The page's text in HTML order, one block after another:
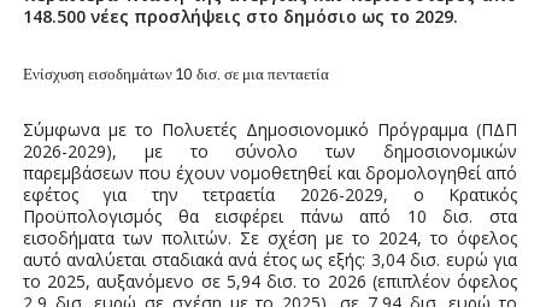
148.500 νέες προσλήψεις στο δημόσιο ως το 2029.
Ενίσχυση εισοδημάτων 10 δισ. σε μια πενταετία
Σύμφωνα με το Πολυετές Δημοσιονομικό Πρόγραμμα (ΠΔΠ
2026-2029), με το σύνολο των δημοσιονομικών
παρεμβάσεων που έχουν νομοθετηθεί και δρομολογηθεί από
εφέτος για την τετραετία 2026-2029, ο Κρατικός
Προϋπολογισμός θα εισφέρει πάνω από 10 δισ. στα
εισοδήματα των πολιτών. Σε σχέση με το 2024, το όφελος
αυτό αναλύεται σταδιακά ανά έτος ως εξής: 3,04 δισ. ευρώ για
το 2025, αυξανόμενο σε 5,94 δισ. το 2026 (επιπλέον όφελος
2,9 δισ. ευρώ σε σχέση με το 2025), σε 7,94 δισ. ευρώ το